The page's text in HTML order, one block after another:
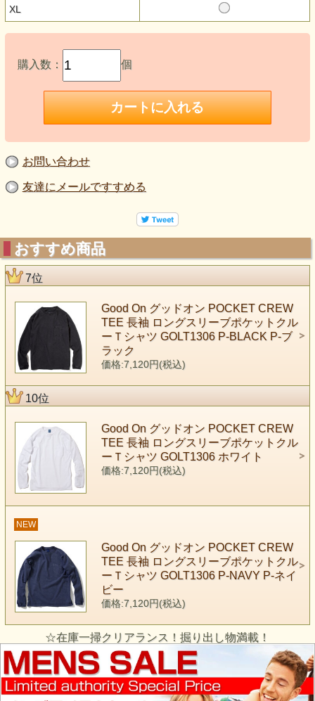
XL
購入数： 個
お問い合わせ
友達にメールですすめる
おすすめ商品
7位
Good On グッドオン POCKET CREW
TEE 長袖 ロングスリーブポケットクル
ーＴシャツ GOLT1306 P-BLACK P-ブ
ラック
価格:7,120円(税込)
10位
Good On グッドオン POCKET CREW
TEE 長袖 ロングスリーブポケットクル
ーＴシャツ GOLT1306 ホワイト
価格:7,120円(税込)
NEW
Good On グッドオン POCKET CREW
TEE 長袖 ロングスリーブポケットクル
ーＴシャツ GOLT1306 P-NAVY P-ネイ
ビー
価格:7,120円(税込)
☆在庫一掃クリアランス！掘り出し物満載！